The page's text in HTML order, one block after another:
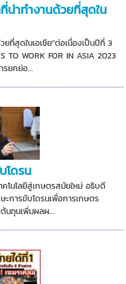
น่าทำงานด้วยที่สุดใน
ที่สุดในเอเชีย”ต่อเนื่องเป็นปีที่ 3
TO WORK FOR IN ASIA 2023
รยกย่อ...
โดรน
โนโลยีสู่เกษตรสมัยใหม่ อธิบดี
การขับโดรนเพื่อการเกษตร
นทุนเพิ่มผลผ...